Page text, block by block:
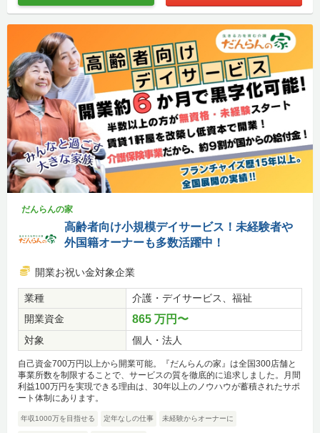
だんらんの家
高齢者向け小規模デイサービス！未経験者や
外国籍オーナーも多数活躍中！
開業お祝い金対象企業
業種
介護・デイサービス、福祉
開業資金
865 万円〜
対象 個人・法人
自己資金700万円以上から開業可能。『だんらんの家』は全国300店舗と
事業所数を制限することで、サービスの質を徹底的に追求しました。月間
利益100万円を実現できる理由は、30年以上のノウハウが蓄積されたサポ
ート体制にあります。
年収1000万を目指せる 定年なしの仕事 未経験からオーナーに